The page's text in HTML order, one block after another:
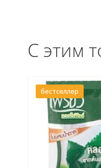
С этим
бестселлер